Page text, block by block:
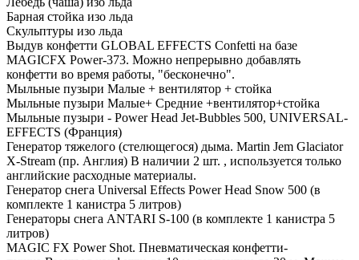
Барная стойка изо льда
Скульптуры изо льда
Выдув конфетти GLOBAL EFFECTS Confetti на базе
MAGICFX Power-373. Можно непрерывно добавлять
конфетти во время работы, "бесконечно".
Мыльные пузыри Малые + вентилятор + стойка
Мыльные пузыри Малые+ Средние +вентилятор+стойка
Мыльные пузыри - Power Head Jet-Bubbles 500, UNIVERSAL-
EFFECTS (Франция)
Генератор тяжелого (стелющегося) дыма. Martin Jem Glaciator
X-Stream (пр. Англия) В наличии 2 шт. , используется только
английские расходные материалы.
Генератор снега Universal Effects Power Head Snow 500 (в
комплекте 1 канистра 5 литров)
Генераторы снега ANTARI S-100 (в комплекте 1 канистра 5
литров)
MAGIC FX Power Shot. Пневматическая конфетти-